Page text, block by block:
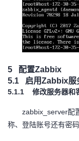
5 配置Zabbix
5.1
启用Zabbix服
5.1.1 修改服务器和
zabbix_server配
称、登陆账号还有密码